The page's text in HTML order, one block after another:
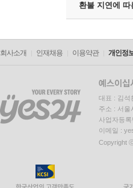
환불 지연에 따
회사소개 인재채용 이용약관 개인정
대표 : 김석
주소 : 서울
사업자등
이메일 :
Copyright